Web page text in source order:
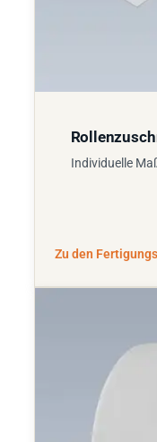
Individuelle
Zu den